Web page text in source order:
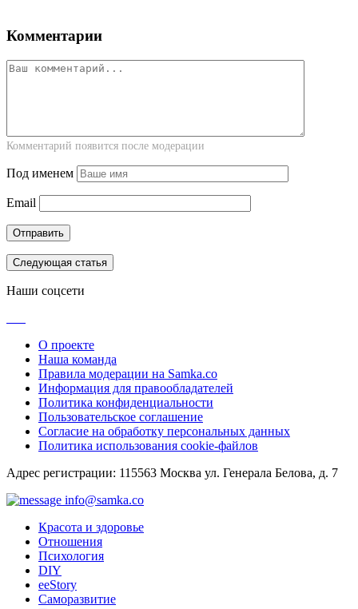
Комментарии
Комментарий появится после модерации
Под именем
Email
Следующая статья
Наши соцсети
О проекте
Наша команда
Правила модерации на Samka.co
Информация для правообладателей
Политика конфиденциальности
Пользовательское соглашение
Согласие на обработку персональных данных
Политика использования cookie-файлов
Адрес регистрации: 115563 Москва ул. Генерала Белова, д. 7
info@samka.co
Красота и здоровье
Отношения
Психология
DIY
ееStory
Саморазвитие